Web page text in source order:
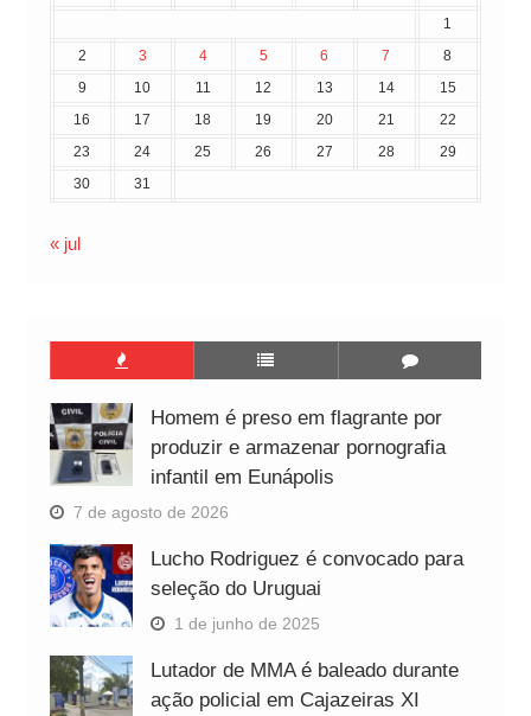
1
2
3 4 5 6 7
8
9
10 11 12 13 14
15
16
17 18 19 20 21
22
23
24 25 26 27 28
29
30
31
« jul
Homem é preso em flagrante por
produzir e armazenar pornografia
infantil em Eunápolis
7 de agosto de 2026
Lucho Rodriguez é convocado para
seleção do Uruguai
1 de junho de 2025
Lutador de MMA é baleado durante
ação policial em Cajazeiras XI